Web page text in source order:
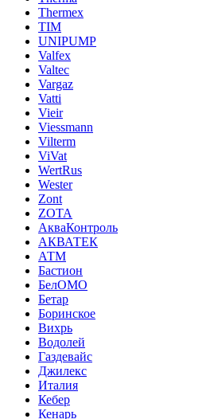
Thermex
TIM
UNIPUMP
Valfex
Valtec
Vargaz
Vatti
Vieir
Viessmann
Vilterm
ViVat
WertRus
Wester
Zont
ZOTA
АкваКонтроль
АКВАТЕК
АТМ
Бастион
БелОМО
Бетар
Боринское
Вихрь
Водолей
Газдевайс
Джилекс
Италия
Кебер
Кенарь